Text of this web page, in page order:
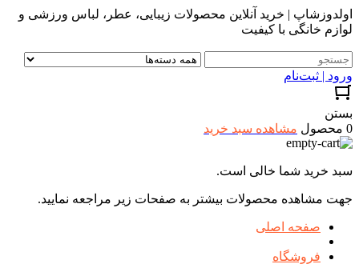
اولدوزشاپ | خرید آنلاین محصولات زیبایی، عطر، لباس ورزشی و
لوازم خانگی با کیفیت
ورود | ثبت‌نام
بستن
0 محصول
مشاهده سبد خرید
سبد خرید شما خالی است.
جهت مشاهده محصولات بیشتر به صفحات زیر مراجعه نمایید.
صفحه اصلی
فروشگاه